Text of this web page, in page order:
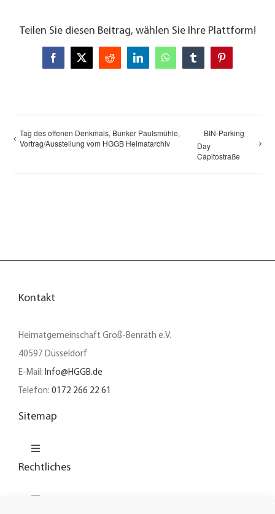
Teilen Sie diesen Beitrag, wählen Sie Ihre Plattform!
Facebook
X Reddit LinkedInWhatsAppTumblrPinterest
Tag des offenen Denkmals, Bunker Paulsmühle,
Vortrag/Ausstellung vom HGGB Heimatarchiv
BIN-Parking
Day
Capitostraße
Kontakt
Heimatgemeinschaft Groß-Benrath e.V.
40597 Düsseldorf
E-Mail: Info@HGGB.de
Telefon: 0172 266 22 61
Sitemap
Toggle
Navigation
Rechtliches